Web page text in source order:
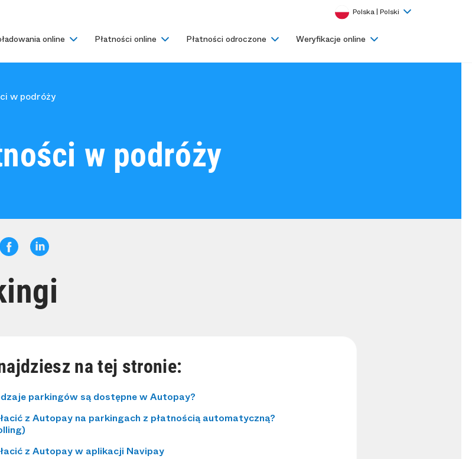
Polska | Polski
online Płatności online Płatności odroczone Weryfikacje online
w podróży
w podróży
na tej stronie:
parkingów są dostępne w Autopay?
z Autopay na parkingach z płatnością automatyczną?
z Autopay w aplikacji Navipay